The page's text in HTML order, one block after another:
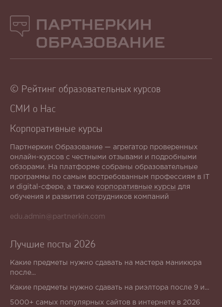
Партнеркин
Образование
© Рейтинг образовательных курсов
СМИ о Нас
Корпоративные курсы
Партнеркин Образование — агрегатор проверенных
онлайн-курсов с честными отзывами и подробными
обзорами. На платформе собраны образовательные
программы по самым востребованным профессиям в IT
и digital-сфере, а также корпоративные курсы для
обучения и развития сотрудников компаний
edu.admin@partnerkin.com
Лучшие посты 2026
Какие предметы нужно сдавать на мастера маникюра
после...
Какие предметы нужно сдавать на риэлтора после 9 и...
5000+ самых популярных сайтов в интернете в 2026